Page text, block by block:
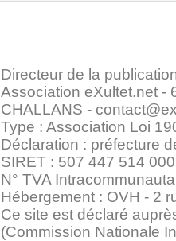
Directeur de la
Association eXultet.net -
CHALLANS -
Type : Association Loi
Déclaration : préfecture
SIRET : 507 447 514
N° TVA
Hébergement : OVH - 2
Ce site est déclaré
(Commission Nationale